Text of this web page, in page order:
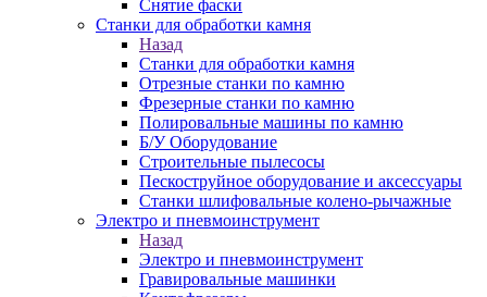
Снятие фаски
Станки для обработки камня
Назад
Станки для обработки камня
Отрезные станки по камню
Фрезерные станки по камню
Полировальные машины по камню
Б/У Оборудование
Строительные пылесосы
Пескоструйное оборудование и аксессуары
Станки шлифовальные колено-рычажные
Электро и пневмоинструмент
Назад
Электро и пневмоинструмент
Гравировальные машинки